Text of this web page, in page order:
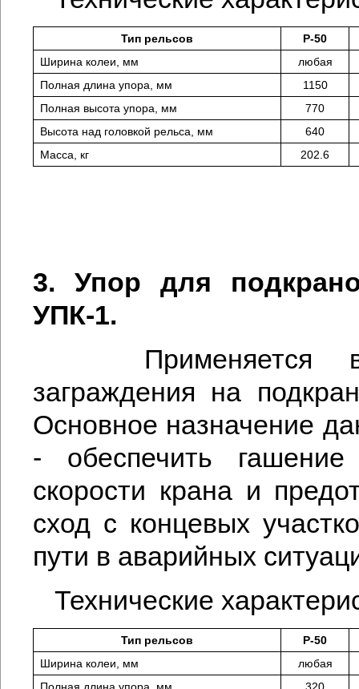
Тип рельсов
Р-50
Ширина колеи, мм
любая
Полная длина упора, мм
1150
Полная высота упора, мм
770
Высота над головкой рельса, мм
640
Масса, кг
202.6
3. Упор для
УПК-1.
Применяется в
заграждения на
Основное назначение
- обеспечить гашение
скорости крана и
сход с концевых
пути в аварийных
Технические
Тип рельсов
Р-50
Ширина колеи, мм
любая
Полная длина упора, мм
320